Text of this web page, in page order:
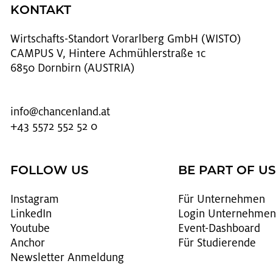
KONTAKT
Wirt­schafts-Stand­ort Vor­arl­berg GmbH (WISTO)
CAMPUS V, Hintere Achmühlerstraße 1c
6850 Dornbirn (AUSTRIA)
info@​chancenland.​at
+43 5572 552 52 0
FOLLOW US
In­sta­gram
Lin­kedIn
You­tube
An­chor
News­let­ter An­mel­dung
BE PART OF US
Für Un­ter­neh­men
Login Un­ter­neh­men
Event-Da­sh­board
Für Stu­die­ren­de